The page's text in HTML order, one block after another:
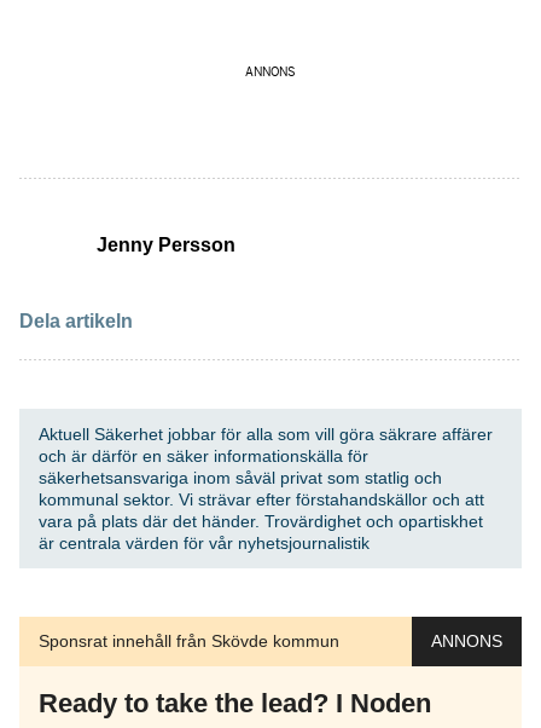
ANNONS
Jenny Persson
Dela artikeln
Aktuell Säkerhet jobbar för alla som vill göra säkrare affärer
och är därför en säker informationskälla för
säkerhetsansvariga inom såväl privat som statlig och
kommunal sektor. Vi strävar efter förstahandskällor och att
vara på plats där det händer. Trovärdighet och opartiskhet
är centrala värden för vår nyhetsjournalistik
Sponsrat innehåll från Skövde kommun ANNONS
Ready to take the lead? I Noden